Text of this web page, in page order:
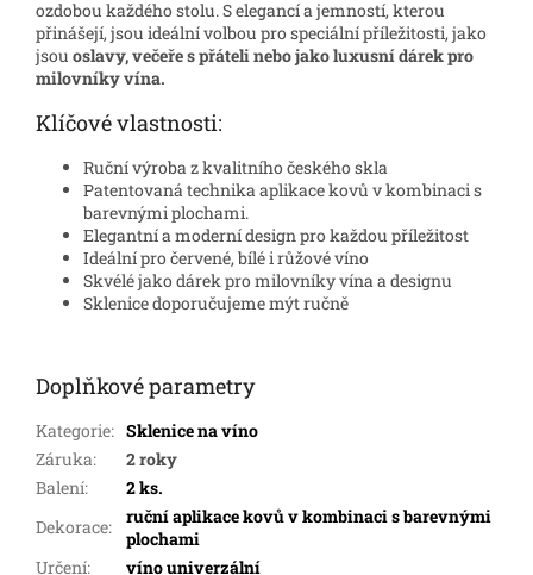
ozdobou každého stolu. S elegancí a jemností, kterou
přinášejí, jsou ideální volbou pro speciální příležitosti, jako
jsou oslavy, večeře s přáteli nebo jako luxusní dárek pro
milovníky vína.
Klíčové vlastnosti:
Ruční výroba z kvalitního českého skla
Patentovaná technika aplikace kovů v kombinaci s
barevnými plochami.
Elegantní a moderní design pro každou příležitost
Ideální pro červené, bílé i růžové víno
Skvélé jako dárek pro milovníky vína a designu
Sklenice doporučujeme mýt ručně
Doplňkové parametry
Kategorie: Sklenice na víno
Záruka:
2 roky
Balení:
2 ks.
Dekorace:
ruční aplikace kovů v kombinaci s barevnými
plochami
Určení:
víno univerzální